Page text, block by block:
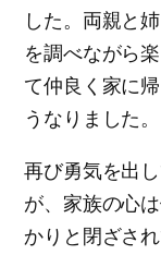
した。両親と
を調べながら
て仲良く家に
うなりました。
再び勇気を出
が、家族の心
かりと閉ざさ